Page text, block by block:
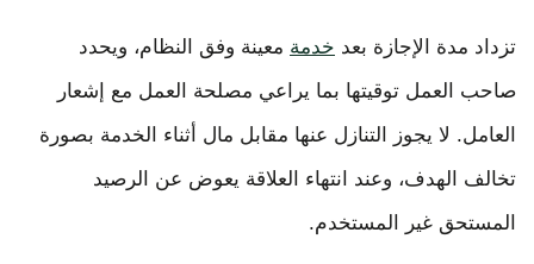
تزداد مدة الإجازة بعد خدمة معينة وفق النظام، ويحدد
صاحب العمل توقيتها بما يراعي مصلحة العمل مع إشعار
العامل. لا يجوز التنازل عنها مقابل مال أثناء الخدمة بصورة
تخالف الهدف، وعند انتهاء العلاقة يعوض عن الرصيد
المستحق غير المستخدم.